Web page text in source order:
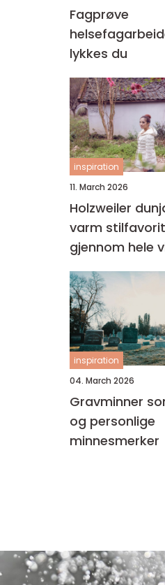
Fagprøve
helsefagarbeider
lykkes du
inspiration
11. March 2026
Holzweiler
varm
gjennom hele
inspiration
04. March 2026
Gravminner
og personlige
minnesmerker